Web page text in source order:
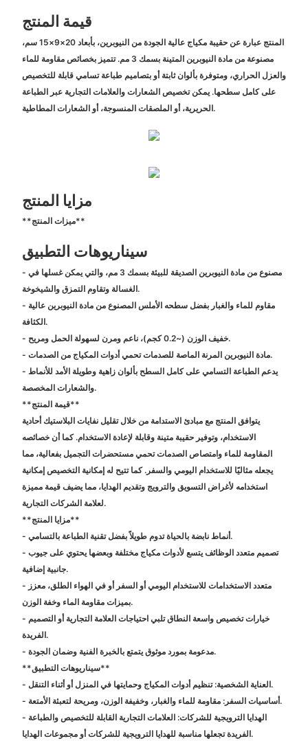
قيمة المنتج
المنتج عبارة عن حقيبة مكياج عالية الجودة من النيوبرين، بأبعاد 20×9×15 سم،
مصنوعة من مادة النيوبرين المتينة بسمك 3 مم. تتميز بخصائص مقاومة للماء
والعزل الحراري، ومتوفرة بألوان ثابتة أو بتصاميم طباعة تسامي قابلة للتخصيص
على كامل سطحها. يمكن تخصيص الشعارات والعلامات التجارية عبر الطباعة
الحريرية، أو الملصقات المنسوجة، أو الشعارات المطاطية.
مزايا المنتج
**ميزات المنتج**
سيناريوهات التطبيق
- مصنوع من مادة النيوبرين الصديقة للبيئة بسمك 3 مم، والتي يمكن غسلها في
الغسالة وتقاوم التمزق والشيخوخة.
- مقاوم للماء والغبار بفضل سطحه الأملس المصنوع من مادة النيوبرين عالية
الكثافة.
- خفيف الوزن (~0.2 كجم)، ناعم ومرن لسهولة الحمل ومريح.
- مادة النيوبرين المرنة الماصة للصدمات تحمي أدوات المكياج من الصدمات.
- يدعم الطباعة التسامي على كامل السطح بألوان زاهية وطويلة الأمد للأنماط
والشعارات المخصصة.
**قيمة المنتج**
يتوافق المنتج مع مبادئ الاستدامة من خلال تقليل نفايات البلاستيك أحادية
الاستخدام، وتوفير حقيبة متينة وقابلة لإعادة الاستخدام. كما أن خصائصه
المقاومة للماء وامتصاص الصدمات تحمي مستحضرات التجميل بفعالية، مما
يجعله مثاليًا للاستخدام اليومي والسفر. كما تتيح له إمكانية التخصيص إمكانية
استخدامه لأغراض التسويق والترويج وتقديم الهدايا، مما يضيف قيمة مميزة
لعلامة الشركات التجارية.
**مزايا المنتج**
- أنماط نابضة بالحياة تدوم طويلاً بفضل تقنية الطباعة بالتسامي.
- تصميم متعدد الوظائف يتسع لأدوات مكياج مختلفة وبعضها يحتوي على جيوب
جانبية إضافية.
- متعدد الاستخدامات للاستخدام اليومي أو السفر أو في الهواء الطلق، معزز
بميزات مقاومة الماء وخفة الوزن.
- خيارات تخصيص واسعة النطاق تلبي احتياجات العلامة التجارية أو التصميم
الفريدة.
- مدعومة بمورد موثوق يتمتع بالخبرة الفنية وضمان الجودة.
**سيناريوهات التطبيق**
- العناية الشخصية: تنظيم أدوات المكياج وحمايتها في المنزل أو أثناء التنقل.
- أساسيات السفر: مقاومة للماء والغبار، وخفيفة الوزن، ومريحة لتعبئة الأمتعة.
- الهدايا الترويجية للشركات: العلامات التجارية القابلة للتخصيص والطباعة
الفريدة تجعلها مناسبة للهدايا الترويجية للشركات أو مجموعات الهدايا.